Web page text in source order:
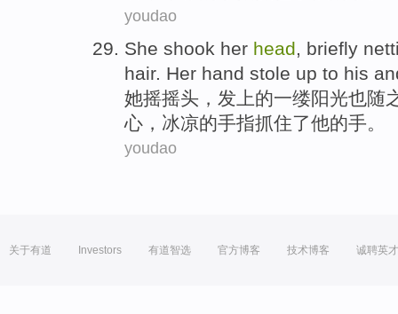
youdao
She shook her head, briefly
hair. Her hand stole up to his
她摇摇头 ， 发上的一缕阳光也随
心， 冰凉的手指抓住了他的手。
youdao
关于有道 Investors 有道智选 官方博客 技术博客 诚聘英才